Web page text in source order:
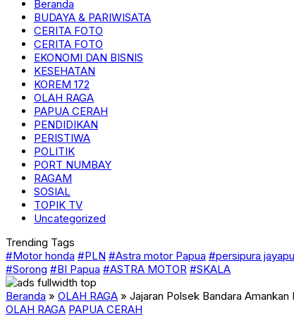
Beranda
BUDAYA & PARIWISATA
CERITA FOTO
CERITA FOTO
EKONOMI DAN BISNIS
KESEHATAN
KOREM 172
OLAH RAGA
PAPUA CERAH
PENDIDIKAN
PERISTIWA
POLITIK
PORT NUMBAY
RAGAM
SOSIAL
TOPIK TV
Uncategorized
Trending Tags
#Motor honda #PLN #Astra motor Papua #persipura
#Sorong #BI Papua #ASTRA MOTOR #SKALA
Beranda » OLAH RAGA » Jajaran Polsek Bandara
OLAH RAGA PAPUA CERAH